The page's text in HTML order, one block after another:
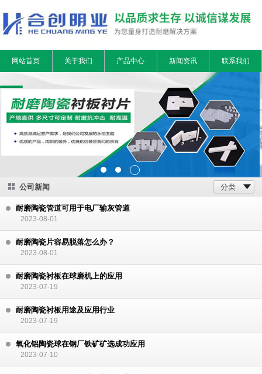
网站首页 关于我们 产品中心 新闻资讯 联系我们
公司新闻 分类
耐磨陶瓷管道可用于电厂输灰管道
2023-08-01
耐磨陶瓷片容易脱落怎么办？
2023-08-01
耐磨陶瓷衬板在球磨机上的应用
2023-07-19
耐磨陶瓷衬板用途及应用行业
2023-07-19
氧化铝陶瓷球在钢厂铁矿矿选成功应用
2023-07-10